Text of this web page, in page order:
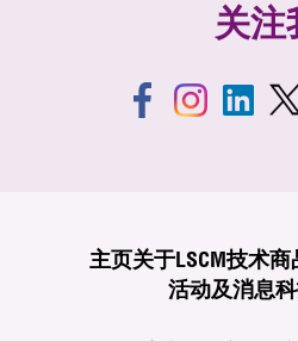
关注
主页关于LSCM技术商
活动及消息